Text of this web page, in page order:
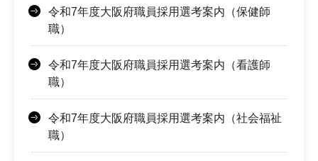
令和7年度大阪府職員採用選考案内（保健師
職）
令和7年度大阪府職員採用選考案内（看護師
職）
令和7年度大阪府職員採用選考案内（社会福祉
職）